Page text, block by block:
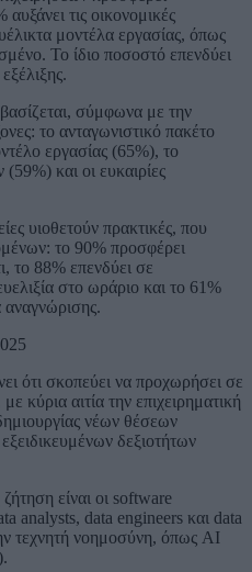
τις οικονομικές
μοντέλα εργασίας, όπως
Το ίδιο ποσοστό επενδύει
σύμφωνα με την
το ανταγωνιστικό πακέτο
εργασίας (65%), το
και οι ευκαιρίες
υιοθετούν πρακτικές, που
το 90% προσφέρει
το 88% επενδύει σε
στο ωράριο και το 61%
αναγνώρισης.
ότι σκοπεύει να προχωρήσει σε
κύρια αιτία την επιχειρηματική
νέων θέσεων
δεξιοτήτων
είναι οι software
analysts, data engineers και data
τεχνητή νοημοσύνη, όπως AI